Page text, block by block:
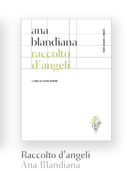
Raccolto d'angeli
Ana Blandiana